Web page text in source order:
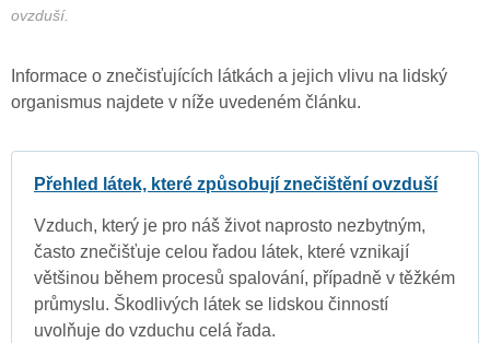
ovzduší.
Informace o znečisťujících látkách a jejich vlivu na lidský
organismus najdete v níže uvedeném článku.
Přehled látek, které způsobují znečištění ovzduší
Vzduch, který je pro náš život naprosto nezbytným,
často znečišťuje celou řadou látek, které vznikají
většinou během procesů spalování, případně v těžkém
průmyslu. Škodlivých látek se lidskou činností
uvolňuje do vzduchu celá řada.